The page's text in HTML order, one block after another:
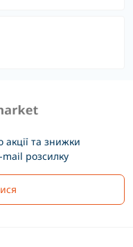
та знижки
розсилку